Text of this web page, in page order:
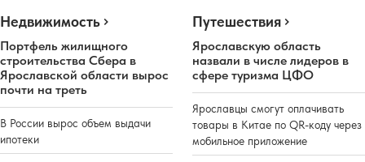
Недвижимость
Портфель жилищного
строительства Сбера в
Ярославской области вырос
почти на треть
В России вырос объем выдачи
ипотеки
Путешествия
Ярославскую область
назвали в числе лидеров в
сфере туризма ЦФО
Ярославцы смогут оплачивать
товары в Китае по QR-коду через
мобильное приложение